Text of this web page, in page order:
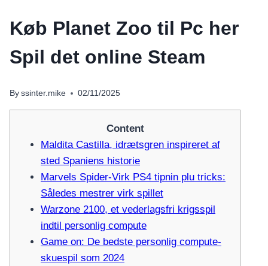
อุปกรณ์เสริมโทรศัพท์
สินค้าตามแบรนด์
Køb Planet Zoo til Pc her
Spil det online Steam
By ssinter.mike 02/11/2025
Content
Maldita Castilla, idrætsgren inspireret af
sted Spaniens historie
Marvels Spider-Virk PS4 tipnin plu tricks:
Således mestrer virk spillet
Warzone 2100, et vederlagsfri krigsspil
indtil personlig compute
Game on: De bedste personlig compute-
skuespil som 2024